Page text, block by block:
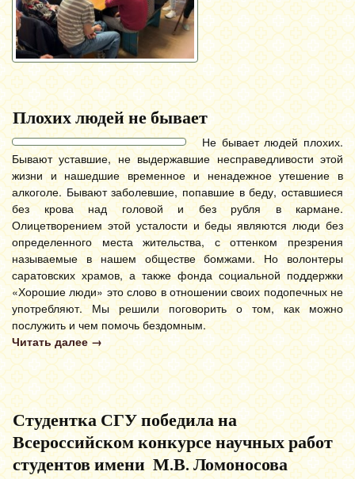
Плохих людей не бывает
Не бывает людей плохих.
Бывают уставшие, не выдержавшие несправедливости этой
жизни и нашедшие временное и ненадежное утешение в
алкоголе. Бывают заболевшие, попавшие в беду, оставшиеся
без крова над головой и без рубля в кармане.
Олицетворением этой усталости и беды являются люди без
определенного места жительства, с оттенком презрения
называемые в нашем обществе бомжами. Но волонтеры
саратовских храмов, а также фонда социальной поддержки
«Хорошие люди» это слово в отношении своих подопечных не
употребляют. Мы решили поговорить о том, как можно
послужить и чем помочь бездомным.
Читать далее →
Студентка СГУ победила на
Всероссийском конкурсе научных работ
студентов имени М.В. Ломоносова